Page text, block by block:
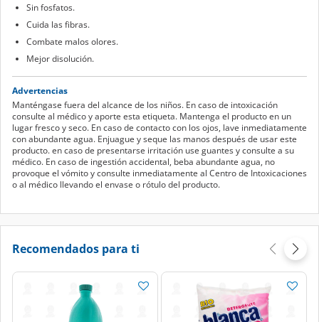
Sin fosfatos.
Cuida las fibras.
Combate malos olores.
Mejor disolución.
Advertencias
Manténgase fuera del alcance de los niños. En caso de intoxicación
consulte al médico y aporte esta etiqueta. Mantenga el producto en un
lugar fresco y seco. En caso de contacto con los ojos, lave inmediatamente
con abundante agua. Enjuague y seque las manos después de usar este
producto. en caso de presentarse irritación use guantes y consulte a su
médico. En caso de ingestión accidental, beba abundante agua, no
provoque el vómito y consulte inmediatamente al Centro de Intoxicaciones
o al médico llevando el envase o rótulo del producto.
Recomendados para ti